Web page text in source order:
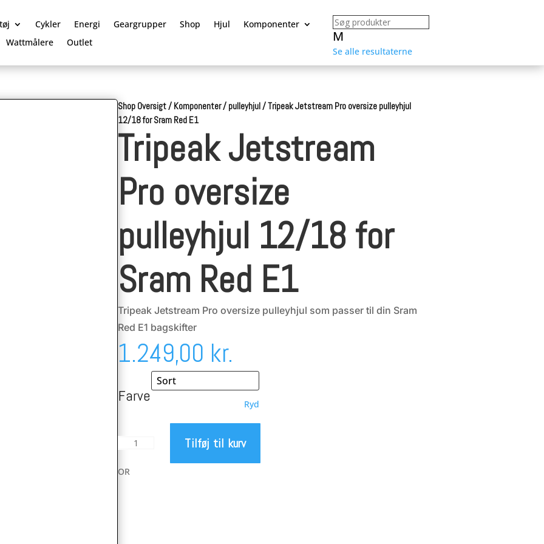
Cykler Energi Geargrupper Shop Hjul
Komponenter
Wattmålere Outlet M
Se alle resultaterne
Shop Oversigt / Komponenter/ pulleyhjul /Tripeak Jetstream Pro oversize pulleyhjul
12/18 for Sram Red E1
Tripeak Jetstream
Pro oversize
pulleyhjul 12/18 for
Sram Red E1
Tripeak Jetstream Pro oversize pulleyhjul som passer til din Sram
Red E1 bagskifter
1.249,00 kr.
Farve Ryd
Tripeak
Pro
Tilføj til kurv
OR